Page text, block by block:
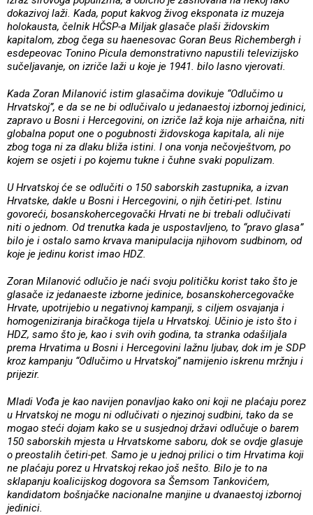
dokazivoj laži. Kada, poput kakvog živog eksponata iz muzeja
holokausta, čelnik HČSP-a Miljak glasače plaši židovskim
kapitalom, zbog čega su haenesovac Goran Beus Richembergh i
esdepeovac Tonino Picula demonstrativno napustili televizijsko
sučeljavanje, on izriče laži u koje je 1941. bilo lasno vjerovati.
Kada Zoran Milanović istim glasačima dovikuje “Odlučimo u
Hrvatskoj”, e da se ne bi odlučivalo u jedanaestoj izbornoj jedinici,
zapravo u Bosni i Hercegovini, on izriče laž koja nije arhaična, niti
globalna poput one o pogubnosti židovskoga kapitala, ali nije
zbog toga ni za dlaku bliža istini. I ona vonja nečovještvom, po
kojem se osjeti i po kojemu tukne i čuhne svaki populizam.
U Hrvatskoj će se odlučiti o 150 saborskih zastupnika, a izvan
Hrvatske, dakle u Bosni i Hercegovini, o njih četiri-pet. Istinu
govoreći, bosanskohercegovački Hrvati ne bi trebali odlučivati
niti o jednom. Od trenutka kada je uspostavljeno, to “pravo glasa”
bilo je i ostalo samo krvava manipulacija njihovom sudbinom, od
koje je jedinu korist imao HDZ.
Zoran Milanović odlučio je naći svoju političku korist tako što je
glasače iz jedanaeste izborne jedinice, bosanskohercegovačke
Hrvate, upotrijebio u negativnoj kampanji, s ciljem osvajanja i
homogeniziranja biračkoga tijela u Hrvatskoj. Učinio je isto što i
HDZ, samo što je, kao i svih ovih godina, ta stranka odašiljala
prema Hrvatima u Bosni i Hercegovini lažnu ljubav, dok im je SDP
kroz kampanju “Odlučimo u Hrvatskoj” namijenio iskrenu mržnju i
prijezir.
Mladi Vođa je kao navijen ponavljao kako oni koji ne plaćaju porez
u Hrvatskoj ne mogu ni odlučivati o njezinoj sudbini, tako da se
mogao steći dojam kako se u susjednoj državi odlučuje o barem
150 saborskih mjesta u Hrvatskome saboru, dok se ovdje glasuje
o preostalih četiri-pet. Samo je u jednoj prilici o tim Hrvatima koji
ne plaćaju porez u Hrvatskoj rekao još nešto. Bilo je to na
sklapanju koalicijskog dogovora sa Šemsom Tankovićem,
kandidatom bošnjačke nacionalne manjine u dvanaestoj izbornoj
jedinici.